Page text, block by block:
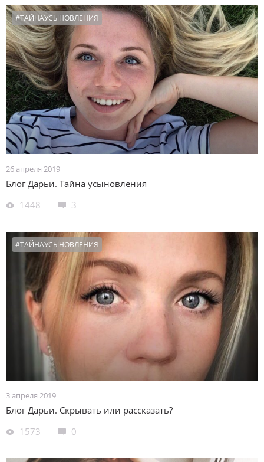
#ТАЙНАУСЫНОВЛЕНИЯ
26 апреля 2019
Блог Дарьи. Тайна усыновления
1448
3
#ТАЙНАУСЫНОВЛЕНИЯ
3 апреля 2019
Блог Дарьи. Скрывать или рассказать?
1573
0